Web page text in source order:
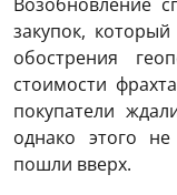
закупок,
обострения
стоимости
покупатели
однако этого
пошли вверх.